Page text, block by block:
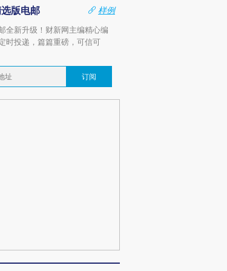
版电邮
样例
全新升级！财新网主编精心编
时投递，篇篇重磅，可信可
订阅